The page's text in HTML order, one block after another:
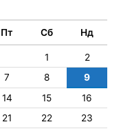
Пт Сб Нд
1
2
7 8
9
14 15
16
21 22
23